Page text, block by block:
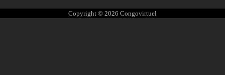
Copyright © 2026 Congovirtuel